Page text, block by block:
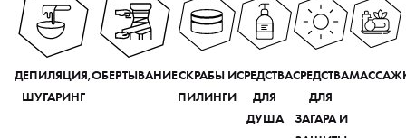
ДЕПИЛЯЦИЯ,
ШУГАРИНГ
ОБЕРТЫВАНИЕСКРАБЫ И
ПИЛИНГИ
СРЕДСТВА
ДЛЯ
ДУША
СРЕДСТВА
ДЛЯ
ЗАГАРА И
МАССАЖ